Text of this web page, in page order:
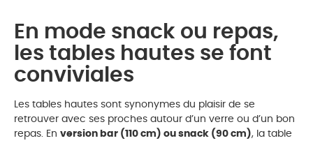
En mode snack ou repas,
les tables hautes se font
conviviales
Les tables hautes sont synonymes du plaisir de se
retrouver avec ses proches autour d’un verre ou d’un bon
repas. En version bar (110 cm) ou snack (90 cm), la table